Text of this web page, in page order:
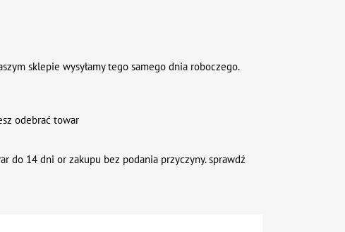
sklepie wysyłamy tego samego dnia roboczego.
odebrać towar
do 14 dni or zakupu bez podania przyczyny. sprawdź